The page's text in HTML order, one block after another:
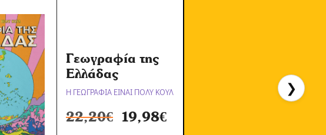
Γεωγραφία της
Ελλάδας
Η ΓΕΩΓΡΑΦΙΑ ΕΙΝΑΙ ΠΟΛΥ ΚΟΥΛ
22,20€ 19,98€
❯